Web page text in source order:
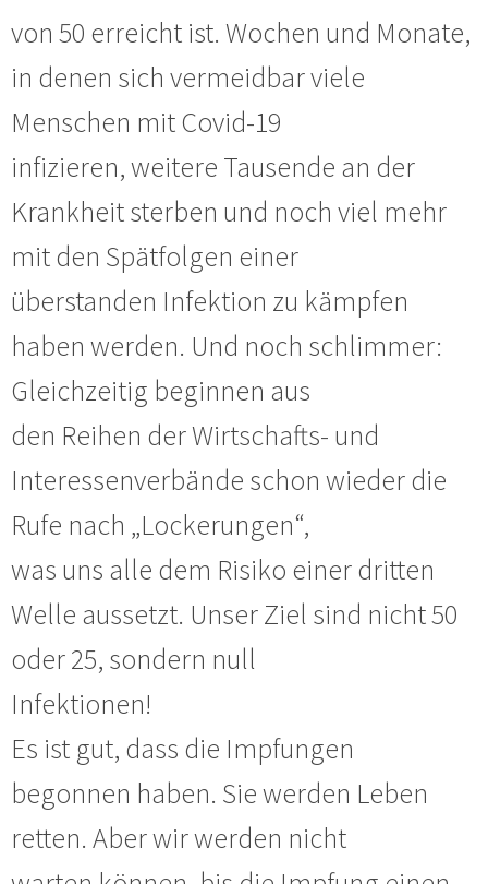
von 50 erreicht ist. Wochen und Monate,
in denen sich vermeidbar viele
Menschen mit Covid-19
infizieren, weitere Tausende an der
Krankheit sterben und noch viel mehr
mit den Spätfolgen einer
überstanden Infektion zu kämpfen
haben werden. Und noch schlimmer:
Gleichzeitig beginnen aus
den Reihen der Wirtschafts- und
Interessenverbände schon wieder die
Rufe nach „Lockerungen“,
was uns alle dem Risiko einer dritten
Welle aussetzt. Unser Ziel sind nicht 50
oder 25, sondern null
Infektionen!
Es ist gut, dass die Impfungen
begonnen haben. Sie werden Leben
retten. Aber wir werden nicht